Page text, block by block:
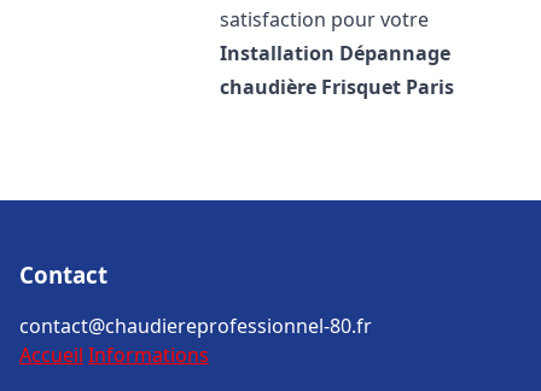
satisfaction pour votre
Installation Dépannage
chaudière Frisquet Paris
Contact
contact@chaudiereprofessionnel-80.fr
Accueil Informations